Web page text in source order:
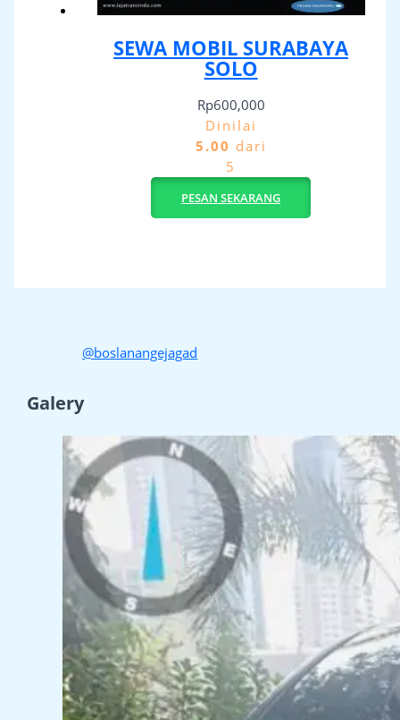
SEWA MOBIL SURABAYA
SOLO
Rp600,000
Dinilai
5.00 dari
5
PESAN SEKARANG
@boslanangejagad
Galery